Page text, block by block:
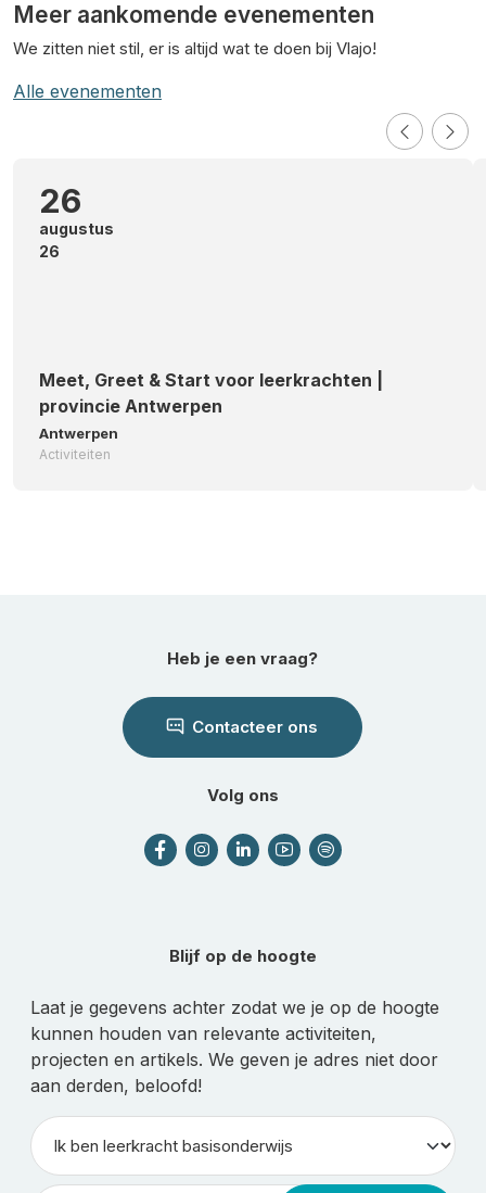
Meer aankomende evenementen
We zitten niet stil, er is altijd wat te doen bij Vlajo!
Alle evenementen
26
augustus
26
Meet, Greet & Start voor leerkrachten |
provincie Antwerpen
Antwerpen
Activiteiten
Heb je een vraag?
Contacteer ons
Volg ons
Blijf op de hoogte
Laat je gegevens achter zodat we je op de hoogte
kunnen houden van relevante activiteiten,
projecten en artikels. We geven je adres niet door
aan derden, beloofd!